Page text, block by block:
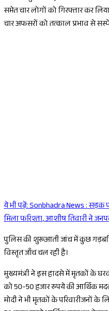
समेत चार लोगों को गिरफ्तार कर
चार अफसरों को तत्काल प्रभाव से
Sponsored
ये भी पढ़ें:Sonbhadra News : सड़क
मिला फरिश्ता, आशीष तिवारी ने
पुलिस की शुरूआती जांच में कुछ
विस्तृत जाँच चल रही है।
मुख्यमंत्री ने इस हादसे में मृतकों के
को 50-50 हजार रुपये की आर्थिक मदद
मोदी ने भी मृतकों के परिवारीजनों